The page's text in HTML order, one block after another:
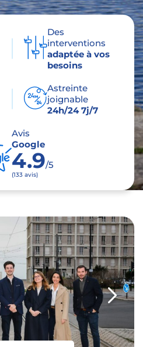
Des
interventions
adaptée à vos
besoins
Astreinte
joignable
24h/24 7j/7
Avis
Google
4.9/5
(133 avis)